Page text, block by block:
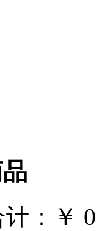
： ￥ 0